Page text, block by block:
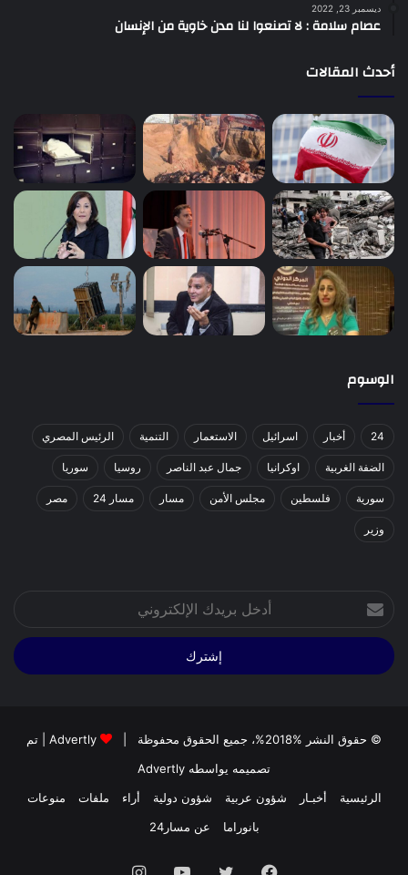
ديسمبر 23, 2022
عصام سلامة : لا تصنعوا لنا مدن خاوية من الإنسان
أحدث المقالات
الوسوم
24 أخبار اسرائيل الاستعمار التنمية الرئيس المصري
الضفة الغربية اوكرانيا جمال عبد الناصر روسيا سوريا
سورية فلسطين مجلس الأمن مسار مسار 24 مصر
وزير
بريدك
الإلكتروني
© حقوق النشر %2018%، جميع الحقوق محفوظة | Advertly | تم
تصميمه يواسطه Advertly
الرئيسية
أخبـار شؤون عربية شؤون دولية أراء ملفات
منوعات
بانوراما
عن مسار24